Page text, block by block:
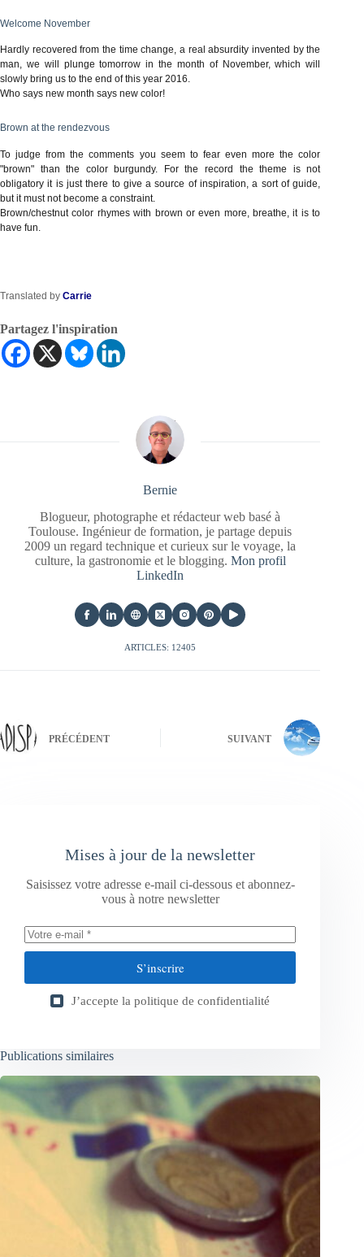
Welcome November
Hardly recovered from the time change, a real absurdity invented by the
man, we will plunge tomorrow in the month of November, which will
slowly bring us to the end of this year 2016.
Who says new month says new color!
Brown at the rendezvous
To judge from the comments you seem to fear even more the color
"brown" than the color burgundy. For the record the theme is not
obligatory it is just there to give a source of inspiration, a sort of guide,
but it must not become a constraint.
Brown/chestnut color rhymes with brown or even more, breathe, it is to
have fun.
Translated by Carrie
Partagez l'inspiration
Bernie
Blogueur, photographe et rédacteur web basé à
Toulouse. Ingénieur de formation, je partage depuis
2009 un regard technique et curieux sur le voyage, la
culture, la gastronomie et le blogging. Mon profil
LinkedIn
ARTICLES: 12405
PRÉCÉDENT SUIVANT
Mises à jour de la newsletter
Saisissez votre adresse e-mail ci-dessous et abonnez-
vous à notre newsletter
S’inscrire
J’accepte la politique de confidentialité
Publications similaires